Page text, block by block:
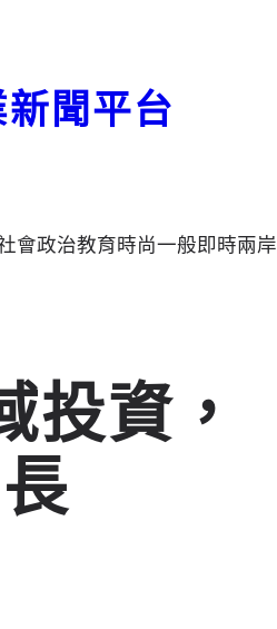
聞平台
會政治教育時尚一般即時兩岸
資，